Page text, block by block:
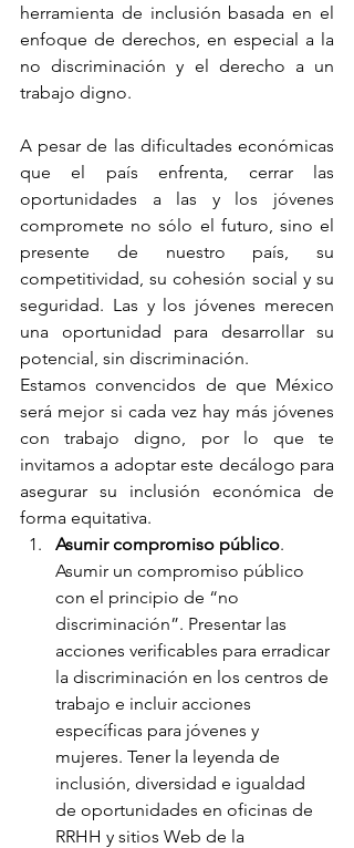
herramienta de inclusión basada en el
enfoque de derechos, en especial a la
no discriminación y el derecho a un
trabajo digno.
A pesar de las dificultades económicas
que el país enfrenta, cerrar las
oportunidades a las y los jóvenes
compromete no sólo el futuro, sino el
presente de nuestro país, su
competitividad, su cohesión social y su
seguridad. Las y los jóvenes merecen
una oportunidad para desarrollar su
potencial, sin discriminación.
Estamos convencidos de que México
será mejor si cada vez hay más jóvenes
con trabajo digno, por lo que te
invitamos a adoptar este decálogo para
asegurar su inclusión económica de
forma equitativa.
Asumir compromiso público.
Asumir un compromiso público
con el principio de “no
discriminación”. Presentar las
acciones verificables para erradicar
la discriminación en los centros de
trabajo e incluir acciones
específicas para jóvenes y
mujeres. Tener la leyenda de
inclusión, diversidad e igualdad
de oportunidades en oficinas de
RRHH y sitios Web de la